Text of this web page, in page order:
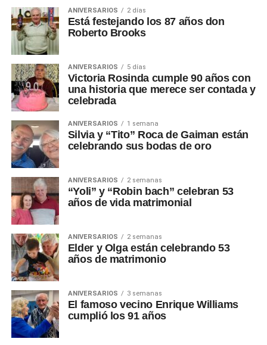
ANIVERSARIOS 2 días
Está festejando los 87 años don
Roberto Brooks
ANIVERSARIOS 5 días
Victoria Rosinda cumple 90 años con
una historia que merece ser contada y
celebrada
ANIVERSARIOS 1 semana
Silvia y “Tito” Roca de Gaiman están
celebrando sus bodas de oro
ANIVERSARIOS 2 semanas
“Yoli” y “Robin bach” celebran 53
años de vida matrimonial
ANIVERSARIOS 2 semanas
Elder y Olga están celebrando 53
años de matrimonio
ANIVERSARIOS 3 semanas
El famoso vecino Enrique Williams
cumplió los 91 años